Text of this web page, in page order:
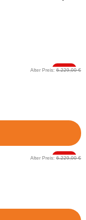
-20%
Alter Preis: 6.229,00 €
-20%
Alter Preis: 6.229,00 €